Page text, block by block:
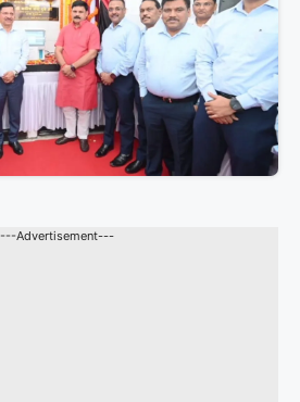
---Advertisement---